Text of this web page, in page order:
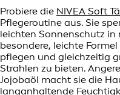
Probiere die NIVEA Soft
Pflegeroutine aus. Sie
leichten Sonnenschutz in
besondere, leichte
pflegen und gleichzeitig
Strahlen zu bieten.
Jojobaöl macht sie die
langanhaltende